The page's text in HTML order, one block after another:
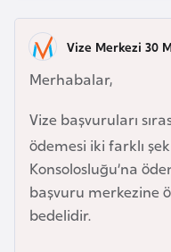
Vize Merkezi 30
Merhabalar,
Vize başvuruları
ödemesi iki farklı
Konsolosluğu’na
başvuru merkezine
bedelidir.
y
c
a
B
a
h
r